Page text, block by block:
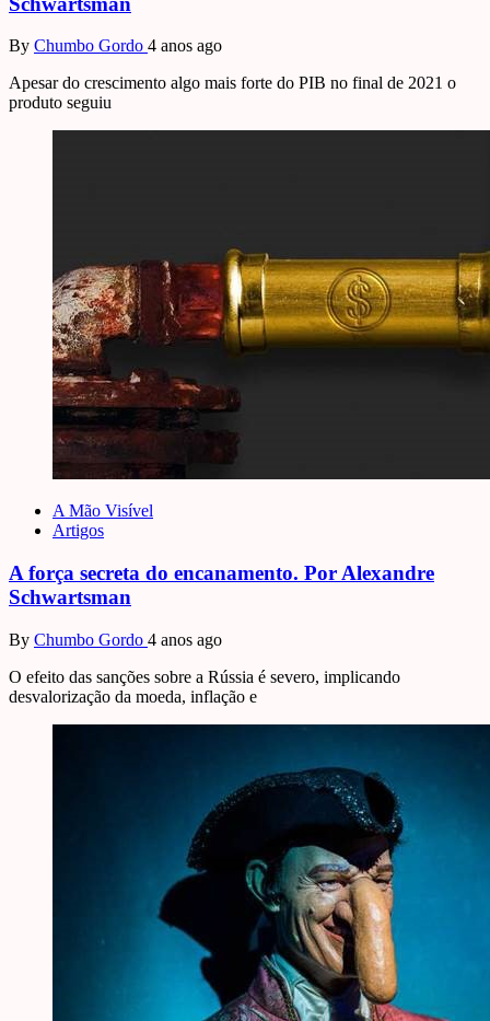
By Chumbo Gordo 4 anos ago
Apesar do crescimento algo mais forte do PIB no final de 2021 o
produto seguiu
A Mão Visível
Artigos
A força secreta do encanamento. Por Alexandre
Schwartsman
By Chumbo Gordo 4 anos ago
O efeito das sanções sobre a Rússia é severo, implicando
desvalorização da moeda, inflação e